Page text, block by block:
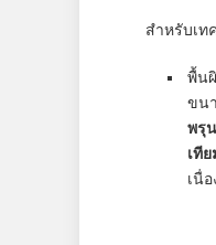
สำหรับเท
พื้น
ขน
พรุ
เทีย
เนื่